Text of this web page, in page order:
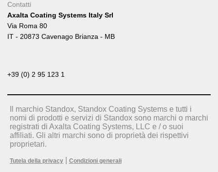
Contatti
Axalta Coating Systems Italy Srl
Via Roma 80
IT - 20873 Cavenago Brianza - MB
+39 (0) 2 95 123 1
Il marchio Standox, Standox Coating Systems e tutti i
nomi di prodotti e servizi di Standox sono marchi o marchi
registrati di Axalta Coating Systems, LLC e / o suoi
affiliati. Gli altri marchi sono di proprietà dei rispettivi
proprietari.
Tutela della privacy Condizioni generali